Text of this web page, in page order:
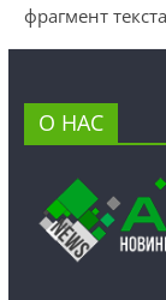
фрагмент
О НАС